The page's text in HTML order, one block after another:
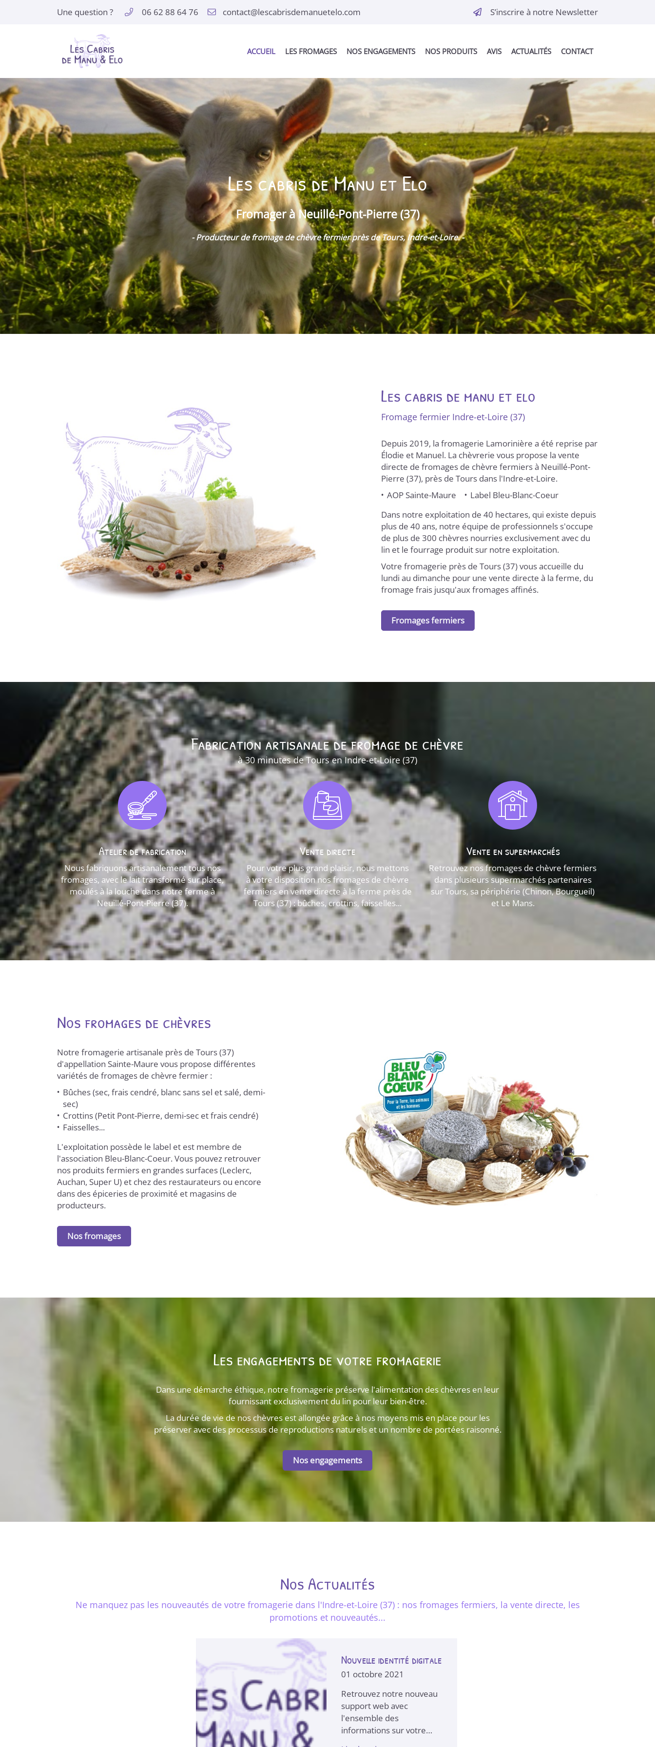
Une question ? 06 62 88 64 76 S’inscrire à notre Newsletter
ACCUEIL LES FROMAGES NOS ENGAGEMENTS NOS PRODUITS AVIS ACTUALITÉS CONTACT
37360 Neuillé-Pont-Pierre
06 62 88 64 76
 Adresse email de réception
 Recopier le code ci-contre
 Rafraîchir le captcha
En cochant cette case, vous consentez à recevoir nos propositions
commerciales à l'adresse email indiqué ci-dessus. Vous pouvez vous
désinscrire à tout moment en utilisantle formulaire de désinscription
Inscription
Vente en direct
de fromages de chèvre
dans l'Indre (37) près de Tours
Dégustez des fromages aux saveurs uniques !
Les cabris de manu et elo
Fromage fermier Indre-et-Loire (37)
Depuis 2019, la fromagerie Lamorinière a été reprise par
Élodie et Manuel. La chèvrerie vous propose la vente
directe de fromages de chèvre fermiers à Neuillé-Pont-
Pierre (37), près de Tours dans l'Indre-et-Loire.
AOP Sainte-Maure
Label Bleu-Blanc-Coeur
Dans notre exploitation de 40 hectares, qui existe depuis
plus de 40 ans, notre équipe de professionnels s'occupe
de plus de 300 chèvres nourries exclusivement avec du
lin et le fourrage produit sur notre exploitation.
Votre fromagerie près de Tours (37) vous accueille du
lundi au dimanche pour une vente directe à la ferme, du
fromage frais jusqu'aux fromages affinés.
Fromages fermiers
Fabrication artisanale de fromage de chèvre
à 30 minutes de Tours en Indre-et-Loire (37)
Atelier de fabrication
Nous fabriquons artisanalement tous nos
fromages, avec le lait transformé sur place,
moulés à la louche dans notre ferme à
Neuillé-Pont-Pierre (37).
Vente directe
Pour votre plus grand plaisir, nous mettons
à votre disposition nos fromages de chèvre
fermiers en vente directe à la ferme près de
Tours (37) : bûches, crottins, faisselles...
Vente en supermarchés
Retrouvez nos fromages de chèvre fermiers
dans plusieurs supermarchés partenaires
sur Tours, sa périphérie (Chinon, Bourgueil)
et Le Mans.
Nos fromages de chèvres
Notre fromagerie artisanale près de Tours (37)
d'appellation Sainte-Maure vous propose différentes
variétés de fromages de chèvre fermier :
Bûches (sec, frais cendré, blanc sans sel et salé, demi-
sec)
Crottins (Petit Pont-Pierre, demi-sec et frais cendré)
Faisselles...
L'exploitation possède le label et est membre de
l'association Bleu-Blanc-Coeur. Vous pouvez retrouver
nos produits fermiers en grandes surfaces (Leclerc,
Auchan, Super U) et chez des restaurateurs ou encore
dans des épiceries de proximité et magasins de
producteurs.
Nos fromages
Les engagements de votre fromagerie
Dans une démarche éthique, notre fromagerie préserve l'alimentation des chèvres en leur
fournissant exclusivement du lin pour leur bien-être.
La durée de vie de nos chèvres est allongée grâce à nos moyens mis en place pour les
préserver avec des processus de reproductions naturels et un nombre de portées raisonné.
Nos engagements
Nos Actualités
Ne manquez pas les nouveautés de votre fromagerie dans l'Indre-et-Loire (37) : nos fromages fermiers, la vente directe, les
promotions et nouveautés...
Nouvelle identité digitale
01 octobre 2021
Retrouvez notre nouveau
support web avec
l'ensemble des
informations sur votre